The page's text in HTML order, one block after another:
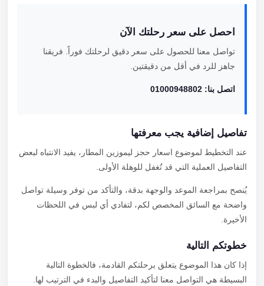
احصل على سعر رحلتك الآن
تواصل معنا للحصول على سعر دقيق لرحلتك فوراً. فريقنا
جاهز للرد في أقل من دقيقتين.
اتصل بنا: 01000948802
تفاصيل إضافية يجب معرفتها
عند التخطيط لموضوع اسعار حجز ليموزين المطار، يفيد الانتباه لبعض
التفاصيل العملية التي قد تُغفل للوهلة الأولى.
يُنصح بمراجعة الموعد والوجهة بدقة، والتأكد من توفر وسيلة تواصل
واضحة مع السائق المخصص لكم، لتفادي أي لبس في اللحظات
الأخيرة.
خطوتكم التالية
إذا كان هذا الموضوع يتعلق برحلتكم القادمة، فالخطوة التالية
البسيطة هي التواصل معنا لتأكيد التفاصيل والبدء في الترتيب لها.